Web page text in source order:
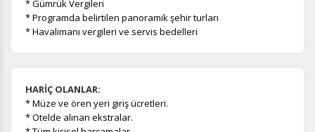
* Gümrük Vergileri
* Programda belirtilen panoramik şehir turları
* Havalimanı vergileri ve servis bedelleri
HARİÇ OLANLAR:
*Müze ve ören yeri giriş ücretleri.
* Otelde alınan ekstralar.